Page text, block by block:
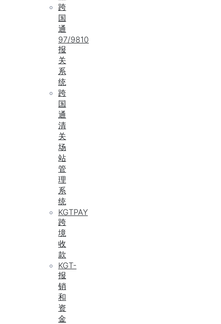
跨
国
通
97/9810
报
关
系
统
跨
国
通
清
关
场
站
管
理
系
统
KGTPAY
跨
境
收
款
KGT-
报
销
和
资
金